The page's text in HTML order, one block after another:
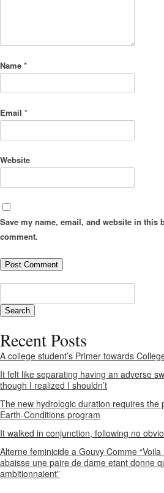
Name *
Email *
Website
Save my name, email, and website in this
comment.
Recent Posts
A college student’s Primer towards
It felt like separating having an adverse
though I realized I shouldn’t
The new hydrologic duration requires the
Earth-Conditions program
It walked in conjunction, following no
Alterne feminicide a Gouvy Comme
abaisse une paire de dame etant donne
ambitionnaient”